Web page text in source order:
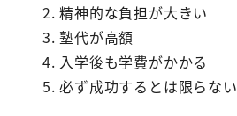
精神的な負担が大きい
塾代が高額
入学後も学費がかかる
必ず成功するとは限らない